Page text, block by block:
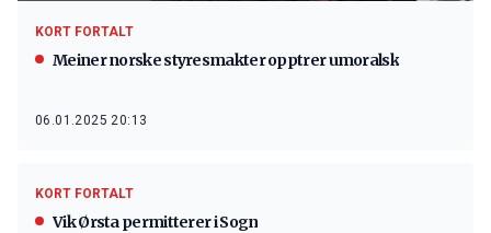
KORT FORTALT
Meiner norske styresmakter opptrer umoralsk
06.01.2025 20:13
KORT FORTALT
Vik Ørsta permitterer i Sogn